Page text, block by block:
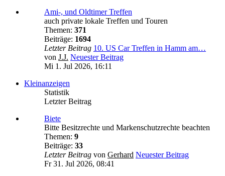
Ami-, und Oldtimer Treffen
auch private lokale Treffen und Touren
Themen: 371
Beiträge: 1694
Letzter Beitrag 10. US Car Treffen in Hamm am…
von J.J. Neuester Beitrag
Mi 1. Jul 2026, 16:11
Kleinanzeigen
Statistik
Letzter Beitrag
Biete
Bitte Besitzrechte und Markenschutzrechte beachten
Themen: 9
Beiträge: 33
Letzter Beitrag von Gerhard Neuester Beitrag
Fr 31. Jul 2026, 08:41